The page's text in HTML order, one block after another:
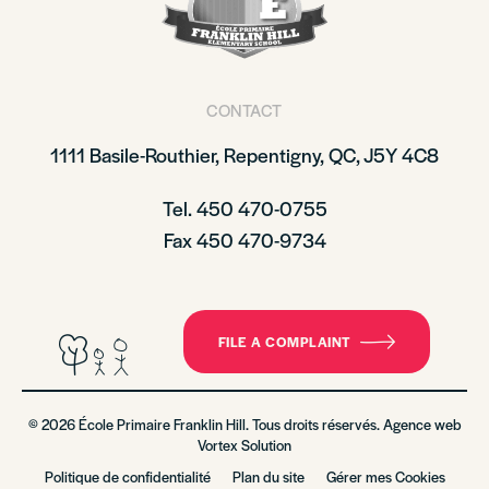
CONTACT
1111 Basile-Routhier, Repentigny, QC, J5Y 4C8
Tel. 450 470-0755
Fax 450 470-9734
FILE A COMPLAINT
© 2026 École Primaire Franklin Hill. Tous droits réservés. Agence web
Vortex Solution
Politique de confidentialité
Plan du site Gérer mes Cookies